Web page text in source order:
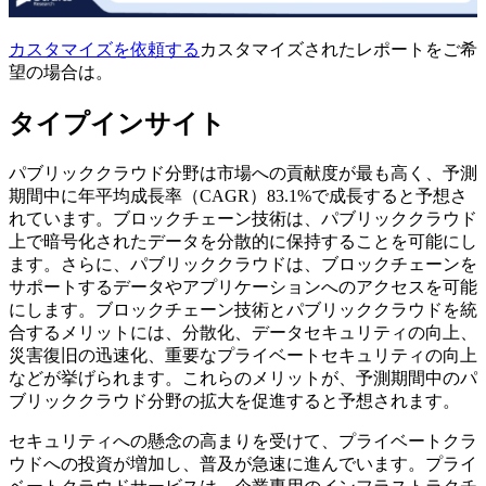
カスタマイズを依頼する カスタマイズされたレポートをご希
望の場合は。
タイプインサイト
パブリッククラウド分野は市場への貢献度が最も高く、予測
期間中に年平均成長率（CAGR）83.1%で成長すると予想さ
れています。ブロックチェーン技術は、パブリッククラウド
上で暗号化されたデータを分散的に保持することを可能にし
ます。さらに、パブリッククラウドは、ブロックチェーンを
サポートするデータやアプリケーションへのアクセスを可能
にします。ブロックチェーン技術とパブリッククラウドを統
合するメリットには、分散化、データセキュリティの向上、
災害復旧の迅速化、重要なプライベートセキュリティの向上
などが挙げられます。これらのメリットが、予測期間中のパ
ブリッククラウド分野の拡大を促進すると予想されます。
セキュリティへの懸念の高まりを受けて、プライベートクラ
ウドへの投資が増加し、普及が急速に進んでいます。プライ